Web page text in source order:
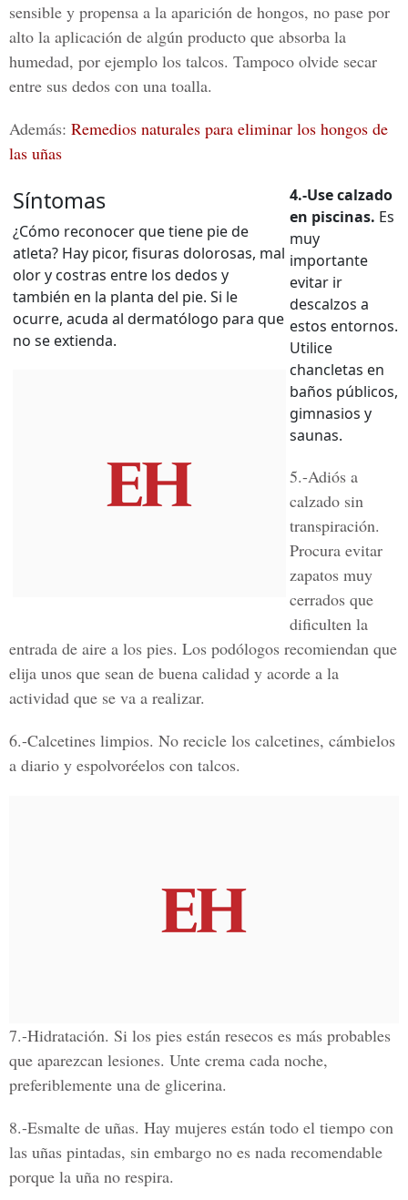
sensible y propensa a la aparición de hongos, no pase por
alto la aplicación de algún producto que absorba la
humedad, por ejemplo los talcos. Tampoco olvide secar
entre sus dedos con una toalla.
Además: Remedios naturales para eliminar los hongos de
las uñas
Síntomas
¿Cómo reconocer que tiene pie de
atleta? Hay picor, fisuras dolorosas, mal
olor y costras entre los dedos y
también en la planta del pie. Si le
ocurre, acuda al dermatólogo para que
no se extienda.
4.-Use calzado
en piscinas. Es
muy
importante
evitar ir
descalzos a
estos entornos.
Utilice
chancletas en
baños públicos,
gimnasios y
saunas.
5.-Adiós a
calzado sin
transpiración.
Procura evitar
zapatos muy
cerrados que
dificulten la
entrada de aire a los pies. Los podólogos recomiendan que
elija unos que sean de buena calidad y acorde a la
actividad que se va a realizar.
6.-Calcetines limpios. No recicle los calcetines, cámbielos
a diario y espolvoréelos con talcos.
7.-Hidratación. Si los pies están resecos es más probables
que aparezcan lesiones. Unte crema cada noche,
preferiblemente una de glicerina.
8.-Esmalte de uñas. Hay mujeres están todo el tiempo con
las uñas pintadas, sin embargo no es nada recomendable
porque la uña no respira.